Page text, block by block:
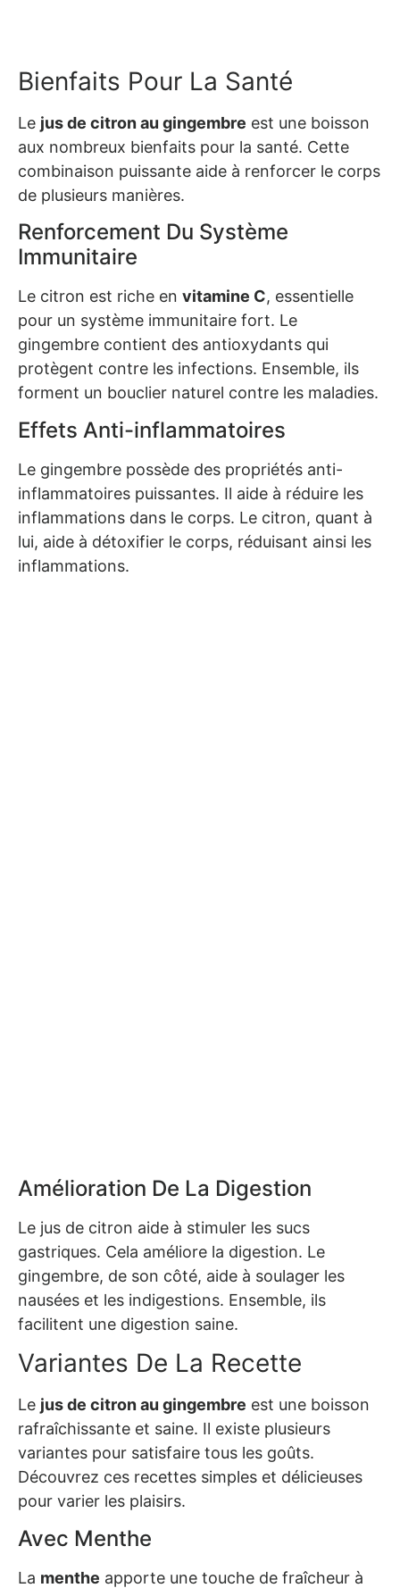
Bienfaits Pour La Santé
Le jus de citron au gingembre est une boisson
aux nombreux bienfaits pour la santé. Cette
combinaison puissante aide à renforcer le corps
de plusieurs manières.
Renforcement Du Système
Immunitaire
Le citron est riche en vitamine C, essentielle
pour un système immunitaire fort. Le
gingembre contient des antioxydants qui
protègent contre les infections. Ensemble, ils
forment un bouclier naturel contre les maladies.
Effets Anti-inflammatoires
Le gingembre possède des propriétés anti-
inflammatoires puissantes. Il aide à réduire les
inflammations dans le corps. Le citron, quant à
lui, aide à détoxifier le corps, réduisant ainsi les
inflammations.
Amélioration De La Digestion
Le jus de citron aide à stimuler les sucs
gastriques. Cela améliore la digestion. Le
gingembre, de son côté, aide à soulager les
nausées et les indigestions. Ensemble, ils
facilitent une digestion saine.
Variantes De La Recette
Le jus de citron au gingembre est une boisson
rafraîchissante et saine. Il existe plusieurs
variantes pour satisfaire tous les goûts.
Découvrez ces recettes simples et délicieuses
pour varier les plaisirs.
Avec Menthe
La menthe apporte une touche de fraîcheur à